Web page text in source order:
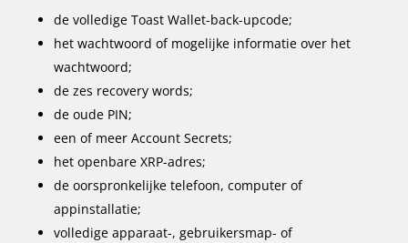
de volledige Toast Wallet-back-upcode;
het wachtwoord of mogelijke informatie over het
wachtwoord;
de zes recovery words;
de oude PIN;
een of meer Account Secrets;
het openbare XRP-adres;
de oorspronkelijke telefoon, computer of
appinstallatie;
volledige apparaat-, gebruikersmap- of